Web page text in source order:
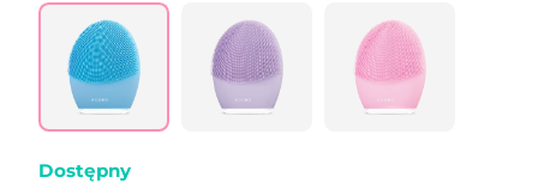
Read
Reviews.
Same
page
link.
Dostępny